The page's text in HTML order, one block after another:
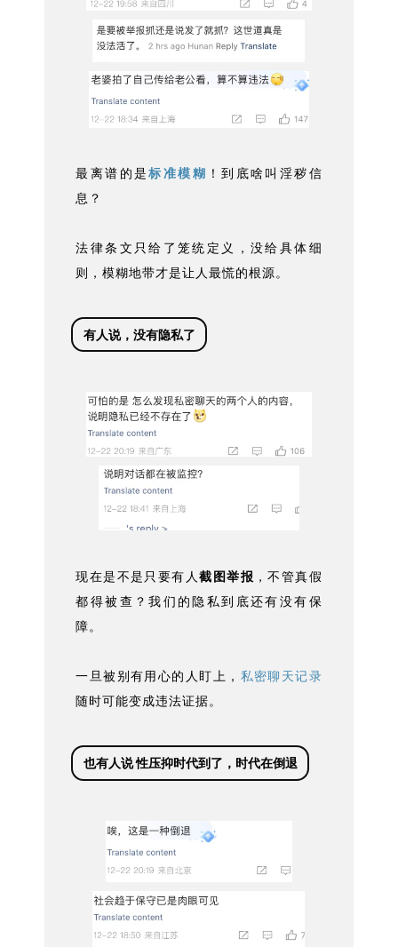
最离谱的是标准模糊 ！到底啥叫淫秽信
息？
法律条文只给了笼统定义，没给具体细
则，模糊地带才是让人最慌的根源。
有人说，没有隐私了
现在是不是只要有人截图举报 ，不管真假
都得被查？我们的隐私到底还有没有保
障。
一旦被别有用心的人盯上， 私密聊天记录
随时可能变成违法证据。
也有人说 性压抑时代到了，时代在倒退